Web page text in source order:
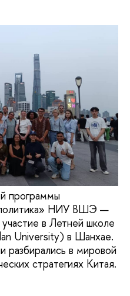
программы
политика» НИУ ВШЭ —
в Летней школе
University) в Шанхае.
разбирались в мировой
стратегиях Китая.